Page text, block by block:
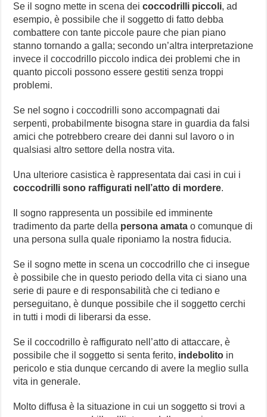
Se il sogno mette in scena deicoccodrilli piccoli, ad
esempio, è possibile che il soggetto di fatto debba
combattere con tante piccole paure che pian piano
stanno tornando a galla; secondo un’altra interpretazione
invece il coccodrillo piccolo indica dei problemi che in
quanto piccoli possono essere gestiti senza troppi
problemi.
Se nel sogno i coccodrilli sono accompagnati dai
serpenti, probabilmente bisogna stare in guardia da falsi
amici che potrebbero creare dei danni sul lavoro o in
qualsiasi altro settore della nostra vita.
Una ulteriore casistica è rappresentata dai casi in cui i
coccodrilli sono raffigurati nell’atto di mordere.
Il sogno rappresenta un possibile ed imminente
tradimento da parte della persona amata o comunque di
una persona sulla quale riponiamo la nostra fiducia.
Se il sogno mette in scena un coccodrillo che ci insegue
è possibile che in questo periodo della vita ci siano una
serie di paure e di responsabilità che ci tediano e
perseguitano, è dunque possibile che il soggetto cerchi
in tutti i modi di liberarsi da esse.
Se il coccodrillo è raffigurato nell’atto di attaccare, è
possibile che il soggetto si senta ferito, indebolito in
pericolo e stia dunque cercando di avere la meglio sulla
vita in generale.
Molto diffusa è la situazione in cui un soggetto si trovi a